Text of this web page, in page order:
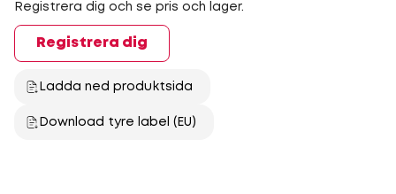
Registrera dig och se pris och lager.
Registrera dig
Ladda ned produktsida
Download tyre label (EU)